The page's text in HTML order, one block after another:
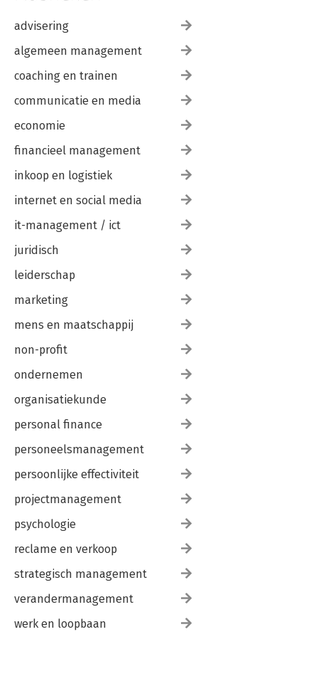
kwam’ 239
Joha nnette Zomer — ‘Dat die jong-en-sexykaart werd
gespeeld, schoffelde me onderuit’ 245
ik tegen mezelf’ 251
advisering
algemeen management
coaching en trainen
communicatie en media
economie
financieel management
inkoop en logistiek
internet en social media
it-management / ict
juridisch
leiderschap
marketing
mens en maatschappij
non-profit
ondernemen
organisatiekunde
personal finance
personeelsmanagement
persoonlijke effectiviteit
projectmanagement
psychologie
reclame en verkoop
strategisch management
verandermanagement
werk en loopbaan